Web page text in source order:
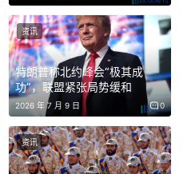
特朗普称北约峰会“极其成
功”，联盟紧张局势缓和
2026 年 7 月 9 日 0
资讯
资讯